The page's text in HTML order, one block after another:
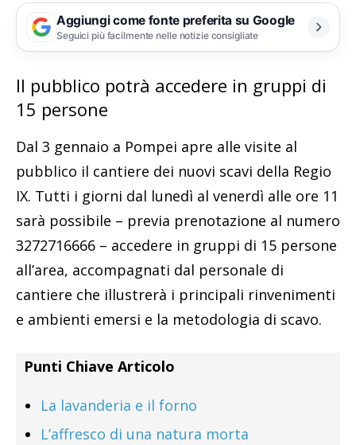
Aggiungi come fonte preferita su Google
Seguici più facilmente nelle notizie consigliate
Il pubblico potrà accedere in gruppi di
15 persone
Dal 3 gennaio a Pompei apre alle visite al
pubblico il cantiere dei nuovi scavi della Regio
IX. Tutti i giorni dal lunedì al venerdì alle ore 11
sarà possibile – previa prenotazione al numero
3272716666 – accedere in gruppi di 15 persone
all’area, accompagnati dal personale di
cantiere che illustrerà i principali rinvenimenti
e ambienti emersi e la metodologia di scavo.
Punti Chiave Articolo
La lavanderia e il forno
L’affresco di una natura morta